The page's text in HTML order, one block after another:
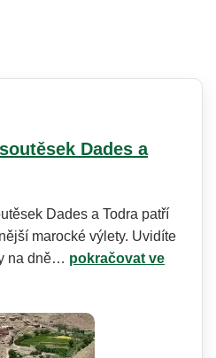
Dades a
Dades a Todra patří
marocké výlety. Uvidíte
na dně… pokračovat ve